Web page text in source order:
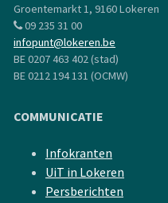
Groentemarkt 1, 9160 Lokeren
09 235 31 00
infopunt@lokeren.be
BE 0207 463 402 (stad)
BE 0212 194 131 (OCMW)
COMMUNICATIE
Infokranten
UiT in Lokeren
Persberichten